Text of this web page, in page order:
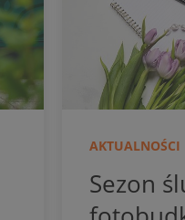
AKTUALNOŚCI
Sezon